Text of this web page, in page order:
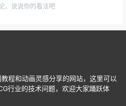
，说说你的看法吧
程和动画灵感分享的网站，这里可以
行业的技术问题，欢迎大家踊跃体